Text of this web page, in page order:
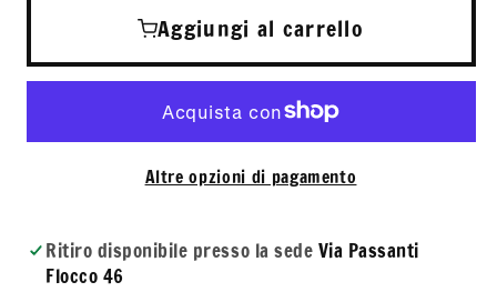
Hyaluronic
Acid
Serum
Acid
Aggiungi al carrello
Altre opzioni di pagamento
Ritiro disponibile presso la sede Via Passanti
Flocco 46